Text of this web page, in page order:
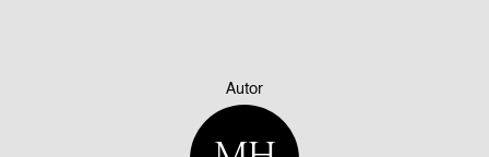
Autor